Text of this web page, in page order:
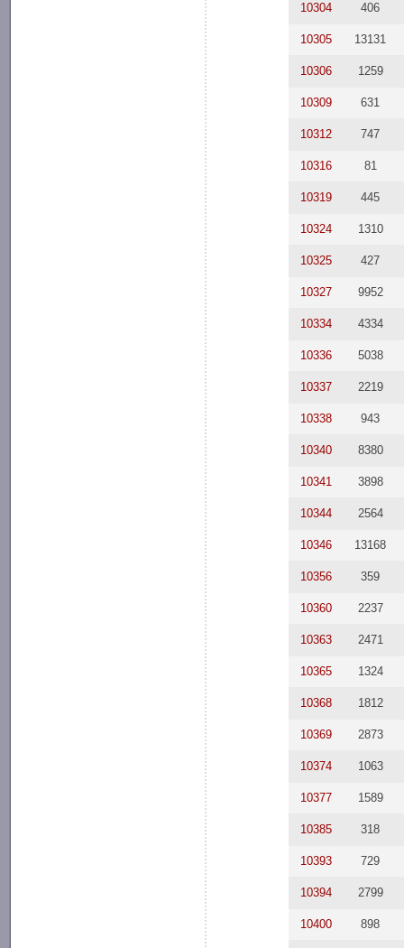
10304 406
10305 13131
10306 1259
10309 631
10312 747
10316 81
10319 445
10324 1310
10325 427
10327 9952
10334 4334
10336 5038
10337 2219
10338 943
10340 8380
10341 3898
10344 2564
10346 13168
10356 359
10360 2237
10363 2471
10365 1324
10368 1812
10369 2873
10374 1063
10377 1589
10385 318
10393 729
10394 2799
10400 898